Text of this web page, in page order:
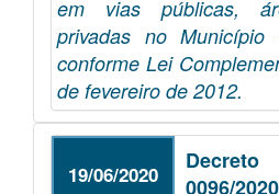
em vias públicas,
privadas no
conforme Lei
de fevereiro de 2012.
19/06/2020
0096/2020